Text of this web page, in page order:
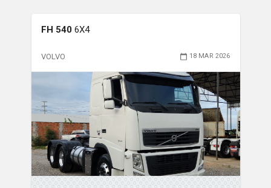
FH 540 6X4
VOLVO 18 MAR 2026